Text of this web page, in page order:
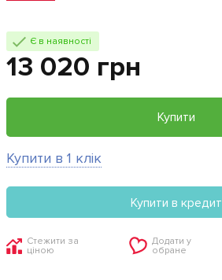
Є в наявності
13 020 грн
Купити
Купити в 1 клік
Купити в кредит
Стежити за
ціною
Додати у
обране